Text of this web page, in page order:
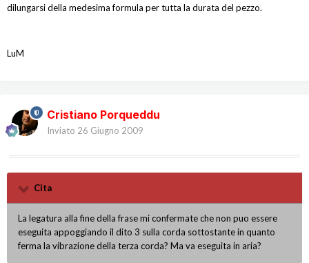
dilungarsi della medesima formula per tutta la durata del pezzo.
LuM
Cristiano Porqueddu
Inviato 26 Giugno 2009
Cita
La legatura alla fine della frase mi confermate che non puo essere
eseguita appoggiando il dito 3 sulla corda sottostante in quanto
ferma la vibrazione della terza corda? Ma va eseguita in aria?